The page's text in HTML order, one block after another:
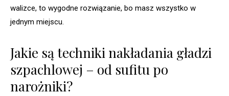
walizce, to wygodne rozwiązanie, bo masz wszystko w
jednym miejscu.
Jakie są techniki nakładania gładzi
szpachlowej – od sufitu po
narożniki?